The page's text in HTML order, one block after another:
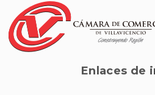
Enlaces de